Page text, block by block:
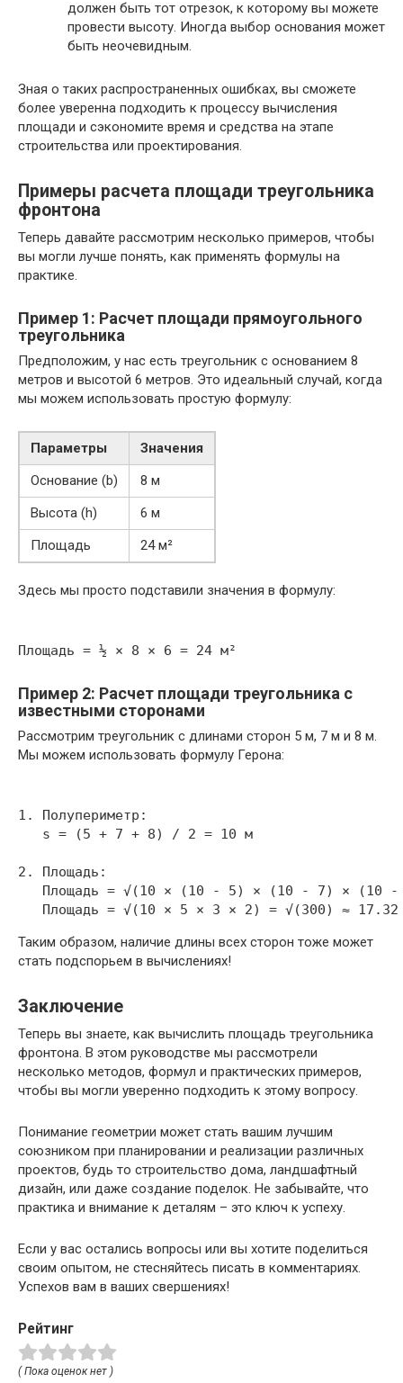
должен быть тот отрезок, к которому вы можете
провести высоту. Иногда выбор основания может
быть неочевидным.
Зная о таких распространенных ошибках, вы сможете
более уверенна подходить к процессу вычисления
площади и сэкономите время и средства на этапе
строительства или проектирования.
Примеры расчета площади треугольника
фронтона
Теперь давайте рассмотрим несколько примеров, чтобы
вы могли лучше понять, как применять формулы на
практике.
Пример 1: Расчет площади прямоугольного
треугольника
Предположим, у нас есть треугольник с основанием 8
метров и высотой 6 метров. Это идеальный случай, когда
мы можем использовать простую формулу:
Параметры
Значения
Основание (b)
8 м
Высота (h)
6 м
Площадь
24 м²
Здесь мы просто подставили значения в формулу:
Пример 2: Расчет площади треугольника с
известными сторонами
Рассмотрим треугольник с длинами сторон 5 м, 7 м и 8 м.
Мы можем использовать формулу Герона:
1. Полупериметр:
   s = (5 + 7 + 8) / 2 = 10 м
2. Площадь:
Площадь = √(10 × (10 - 5) × (10 - 7) × (10 -
Таким образом, наличие длины всех сторон тоже может
стать подспорьем в вычислениях!
Заключение
Теперь вы знаете, как вычислить площадь треугольника
фронтона. В этом руководстве мы рассмотрели
несколько методов, формул и практических примеров,
чтобы вы могли уверенно подходить к этому вопросу.
Понимание геометрии может стать вашим лучшим
союзником при планировании и реализации различных
проектов, будь то строительство дома, ландшафтный
дизайн, или даже создание поделок. Не забывайте, что
практика и внимание к деталям – это ключ к успеху.
Если у вас остались вопросы или вы хотите поделиться
своим опытом, не стесняйтесь писать в комментариях.
Успехов вам в ваших свершениях!
Рейтинг
( Пока оценок нет )